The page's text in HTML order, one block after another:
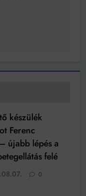
készülék
Ferenc
újabb lépés a
felé
0